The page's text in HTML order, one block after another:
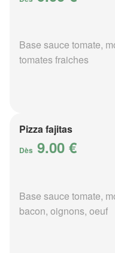
Base sauce tomate,
tomates fraiches
Pizza fajitas
Dès 9.00 €
Base sauce tomate,
bacon, oignons, oeuf